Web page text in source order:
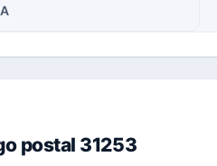
postal 31253